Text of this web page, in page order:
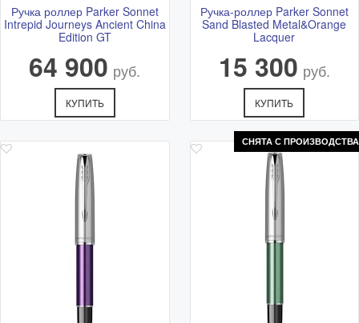
Ручка роллер Parker Sonnet
Intrepid Journeys Ancient China
Edition GT
64 900 руб.
КУПИТЬ
Ручка-роллер Parker Sonnet
Sand Blasted Metal&Orange
Lacquer
15 300 руб.
КУПИТЬ
СНЯТА С ПРОИЗВОДСТВА